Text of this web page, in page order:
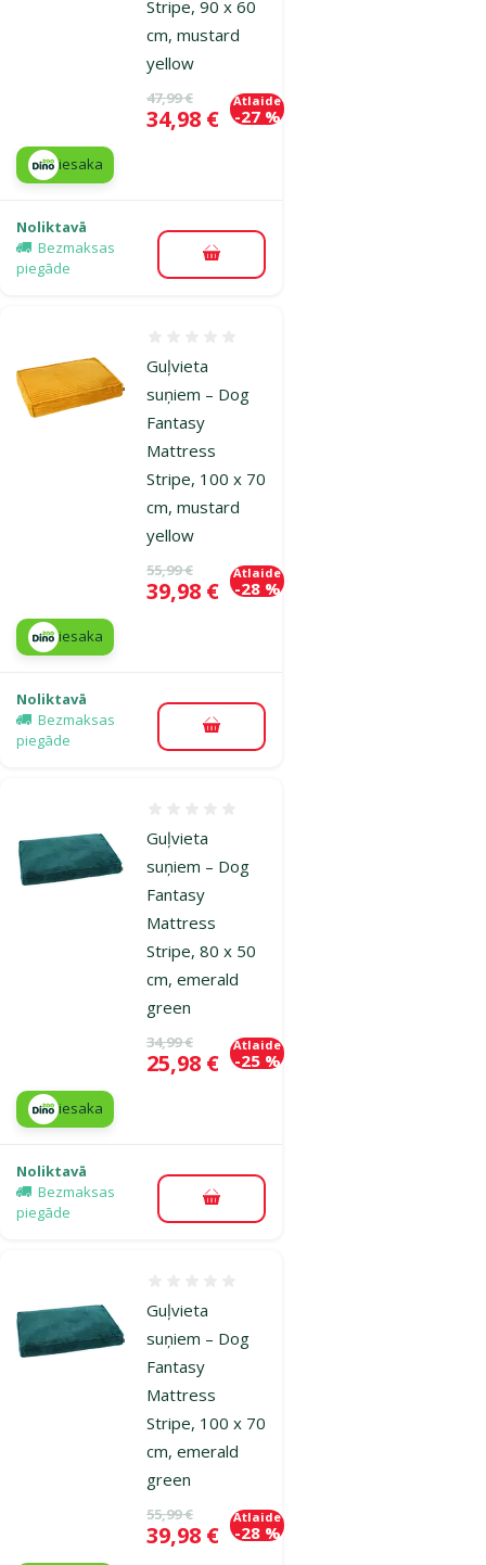
Stripe, 90 x 60
cm, mustard
yellow
Oriģinālā cena
47,99 €
Cena
34,98 €
Atlaide
-27 %
iesaka
Noliktavā
Bezmaksas
piegāde
Pievienot grozam
Guļvieta
suņiem – Dog
Fantasy
Mattress
Stripe, 100 x 70
cm, mustard
yellow
Oriģinālā cena
55,99 €
Cena
39,98 €
Atlaide
-28 %
iesaka
Noliktavā
Bezmaksas
piegāde
Pievienot grozam
Guļvieta
suņiem – Dog
Fantasy
Mattress
Stripe, 80 x 50
cm, emerald
green
Oriģinālā cena
34,99 €
Cena
25,98 €
Atlaide
-25 %
iesaka
Noliktavā
Bezmaksas
piegāde
Pievienot grozam
Guļvieta
suņiem – Dog
Fantasy
Mattress
Stripe, 100 x 70
cm, emerald
green
Oriģinālā cena
55,99 €
Cena
39,98 €
Atlaide
-28 %